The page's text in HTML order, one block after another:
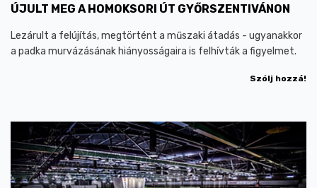
ÚJULT MEG A HOMOKSORI ÚT GYŐRSZENTIVÁNON
Lezárult a felújítás, megtörtént a műszaki átadás - ugyanakkor
a padka murvázásának hiányosságaira is felhívták a figyelmet.
Szólj hozzá!